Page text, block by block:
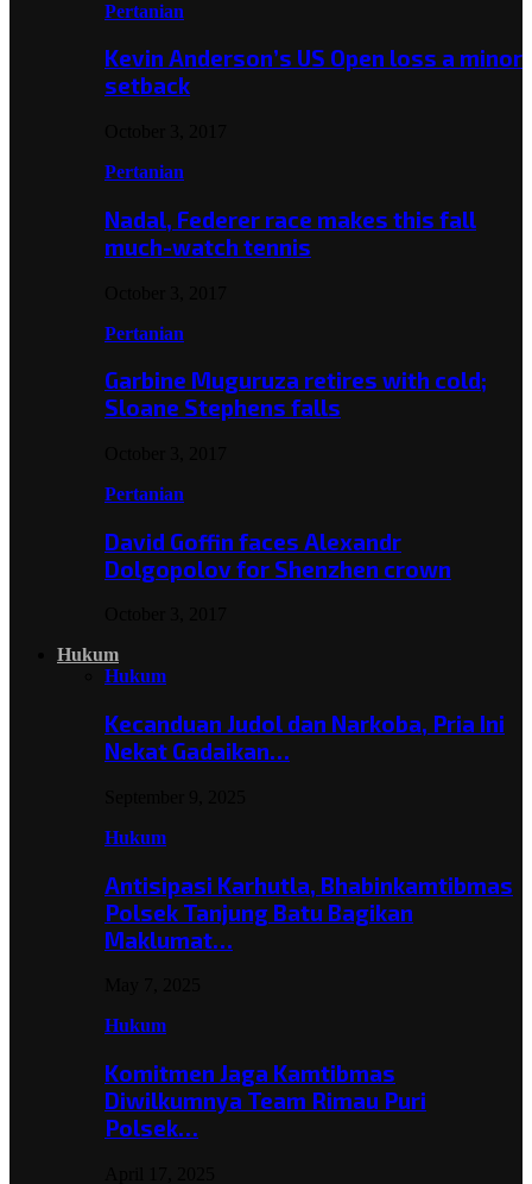
Pertanian
Kevin Anderson’s US Open loss a minor
setback
Pertanian
Nadal, Federer race makes this fall
much-watch tennis
Pertanian
Garbine Muguruza retires with cold;
Sloane Stephens falls
Pertanian
David Goffin faces Alexandr
Dolgopolov for Shenzhen crown
Hukum
Hukum
Kecanduan Judol dan Narkoba, Pria Ini
Nekat Gadaikan…
Hukum
Antisipasi Karhutla, Bhabinkamtibmas
Polsek Tanjung Batu Bagikan
Maklumat…
Hukum
Komitmen Jaga Kamtibmas
Diwilkumnya Team Rimau Puri
Polsek…